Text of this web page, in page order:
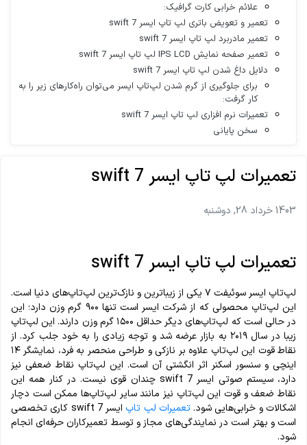
علائم خرابی کارت گرافیک:
تعمیر و تعویض باتری لپ تاپ ایسر swift 7
تعمیر مادربرد لپ تاپ ایسر swift 7
تعمیر صفحه ‌نمایش IPS LCD لپ تاپ ایسر swift 7
دلایل داغ شدن لپ‌ تاپ ایسر swift 7
برای جلوگیری از گرم شدن لپ‌تاپ ایسر می‌توان راه‌کارهای زیر را به
کار گرفت:
تعمیرات نرم افزاری لپ تاپ ایسر swift 7
سخن پایانی
تعمیرات لپ تاپ ایسر swift 7
1403 خرداد 28, دوشنبه
تعمیرات لپ تاپ ایسر swift 7
لپ‌تاپ ایسر سوئیفت ۷ یکی از زیباترین و نازک‌ترین لپ‌تاپ‌های دنیا است.
این لپ‌تاپ محصولی که از شرکت ایسر است تنها ۹۰۰ گرم وزن دارد؛ این
در حالی است که لپ‌تاپ‌های دیگر حداقل ۱۵۰۰ گرم وزن دارند. این لپ‌تاپ
زیبا در سال ۲۰۱۹ به بازار عرضه شد و توجه زیادی را به خود جلب کرد. از
نقاط قوت این لپ‌تاپ علاوه بر نازکی و طراحی منحصر به‌ فرد، نمایشگر ۱۴
اینچی و سنسور اسکنر اثر انگشتی آن است. این لپ‌تاپ نقاط ضعفی نیز
دارد، سیستم صوتی ایسر swift 7 چندان قوی نیست. در کنار همه این
نقاط ضعف و قوت این لپ‌تاپ نیز مانند سایر لپ‌تاپ‌ها ممکن است دچار
اشکالات و خرابی‌هایی شود.تعمیرات لپ تاپ
ایسر swift 7 کاری تخصصی
است و بهتر است در نمایندگی‌های مجاز و توسط تعمیرکاران حرفه‌ای انجام
شود.